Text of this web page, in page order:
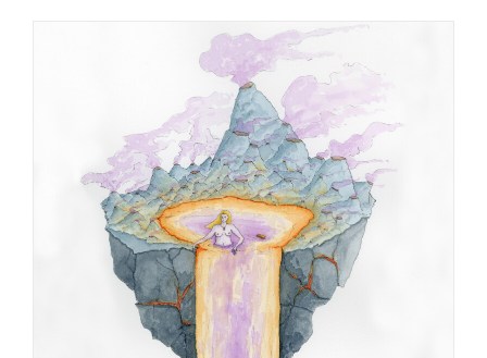
SELECCIONAR OPCIONES / DETALLES